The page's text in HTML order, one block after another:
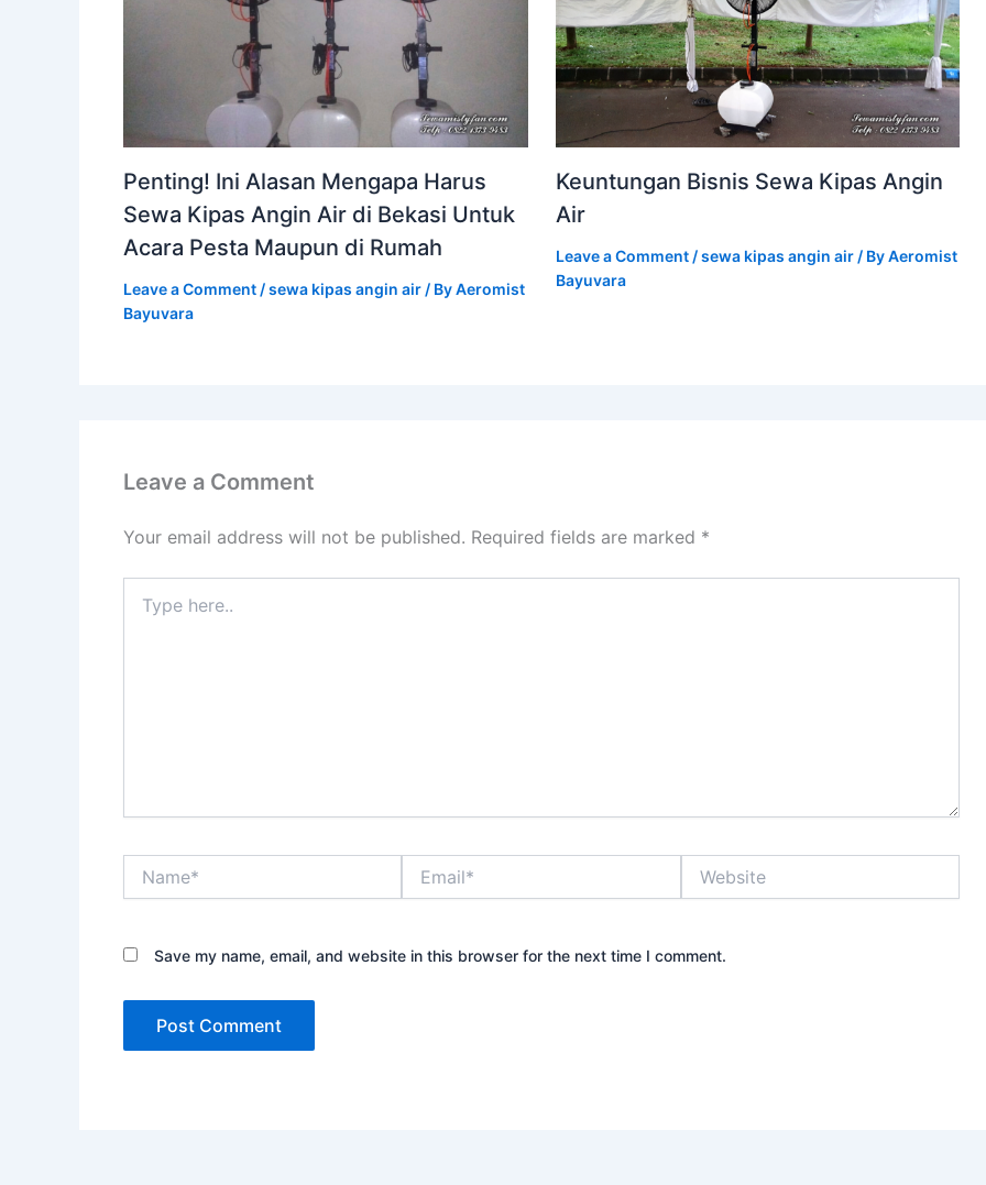
Penting! Ini Alasan Mengapa Harus
Sewa Kipas Angin Air di Bekasi Untuk
Acara Pesta Maupun di Rumah
Leave a Comment /sewa kipas angin air / ByAeromist
Bayuvara
Keuntungan Bisnis Sewa Kipas Angin
Air
Leave a Comment /sewa kipas angin air/ ByAeromist
Bayuvara
Leave a Comment
Your email address will not be published. Required fields are marked *
here..
Save my name, email, and website in this browser for the next time I comment.